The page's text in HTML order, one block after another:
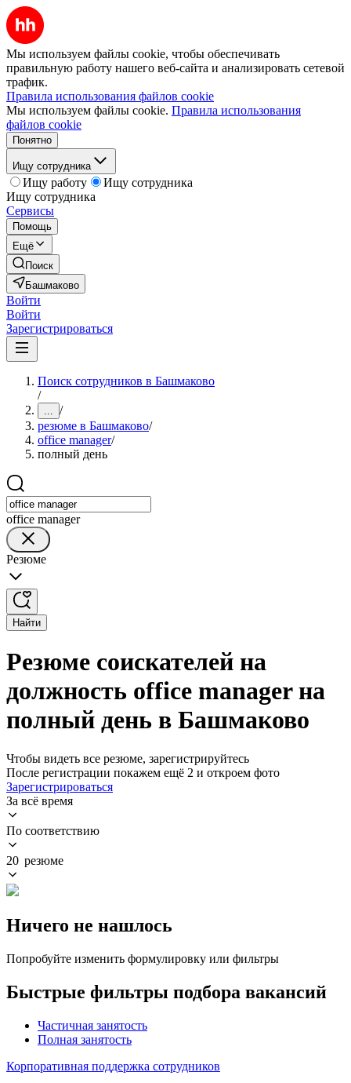
Мы используем файлы cookie, чтобы обеспечивать
правильную работу нашего веб-сайта и анализировать сетевой
трафик.
Правила использования файлов cookie
Мы используем файлы cookie. Правила использования
файлов cookie
Понятно
Ищу сотрудника
Ищу работу
Ищу сотрудника
Ищу сотрудника
Сервисы
Помощь
Ещё
Поиск
Башмаково
Войти
Войти
Зарегистрироваться
Поиск сотрудников в Башмаково
/
... /
резюме в Башмаково/
office manager/
полный день
office manager
Резюме
Найти
Резюме соискателей на
должность office manager на
полный день в Башмаково
Чтобы видеть все резюме, зарегистрируйтесь
После регистрации покажем ещё 2 и откроем фото
Зарегистрироваться
За всё время
По соответствию
20 резюме
Ничего не нашлось
Попробуйте изменить формулировку или фильтры
Быстрые фильтры подбора вакансий
Частичная занятость
Полная занятость
Корпоративная поддержка сотрудников